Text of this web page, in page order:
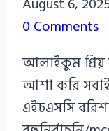
Haque
Haque
0 Comments
আলাইকুম প্রিয়
আশা করি
এইচএসসি